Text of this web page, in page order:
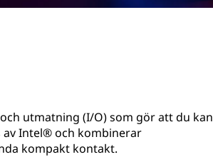
utmatning (I/O) som gör att du kan
Intel® och kombinerar
kompakt kontakt.